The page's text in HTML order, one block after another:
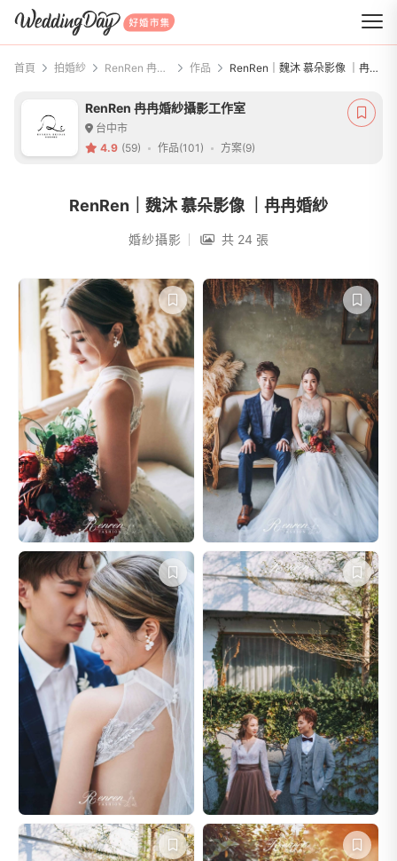
WeddingDay 好婚市集
首頁 拍婚紗 RenRen 冉冉婚紗攝影工作室 作品 RenRen｜魏沐 慕朵影像 ｜冉冉婚紗
RenRen 冉冉婚紗攝影工作室
台中市
4.9 (59) 作品(101) 方案(9)
RenRen｜魏沐 慕朵影像 ｜冉冉婚紗
婚紗攝影 共 24 張